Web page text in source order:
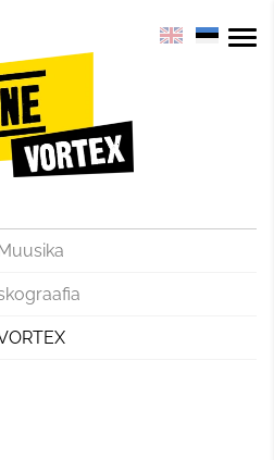
Muusika